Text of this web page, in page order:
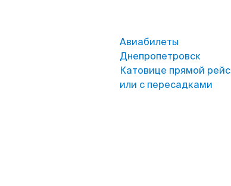
Авиабилеты
Днепропетровск
Катовице прямой рейс
или с пересадками